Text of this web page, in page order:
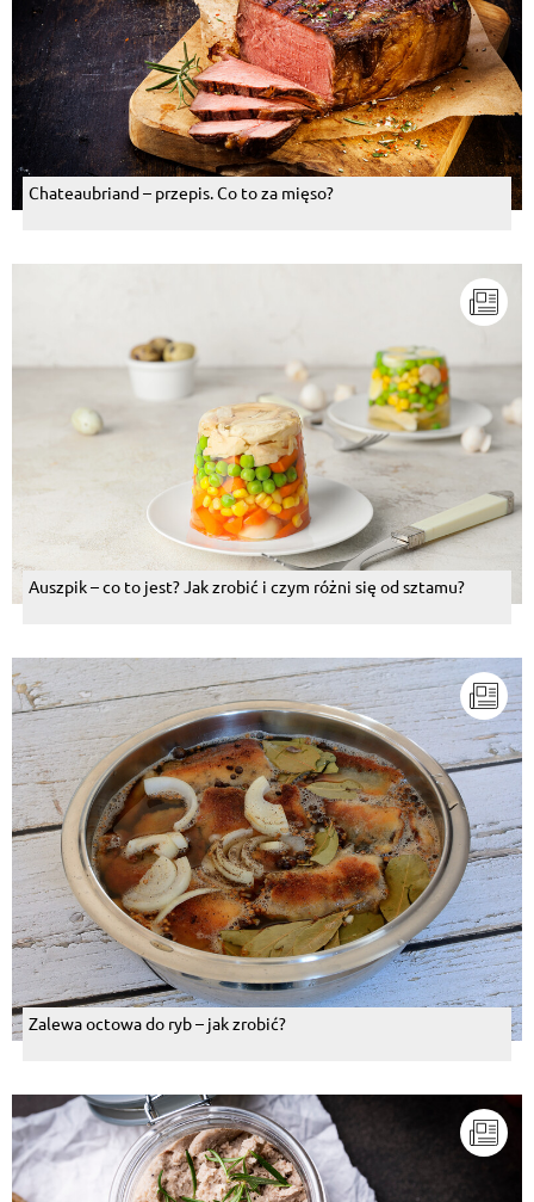
Chateaubriand – przepis. Co to za mięso?
Auszpik – co to jest? Jak zrobić i czym różni się od sztamu?
Zalewa octowa do ryb – jak zrobić?